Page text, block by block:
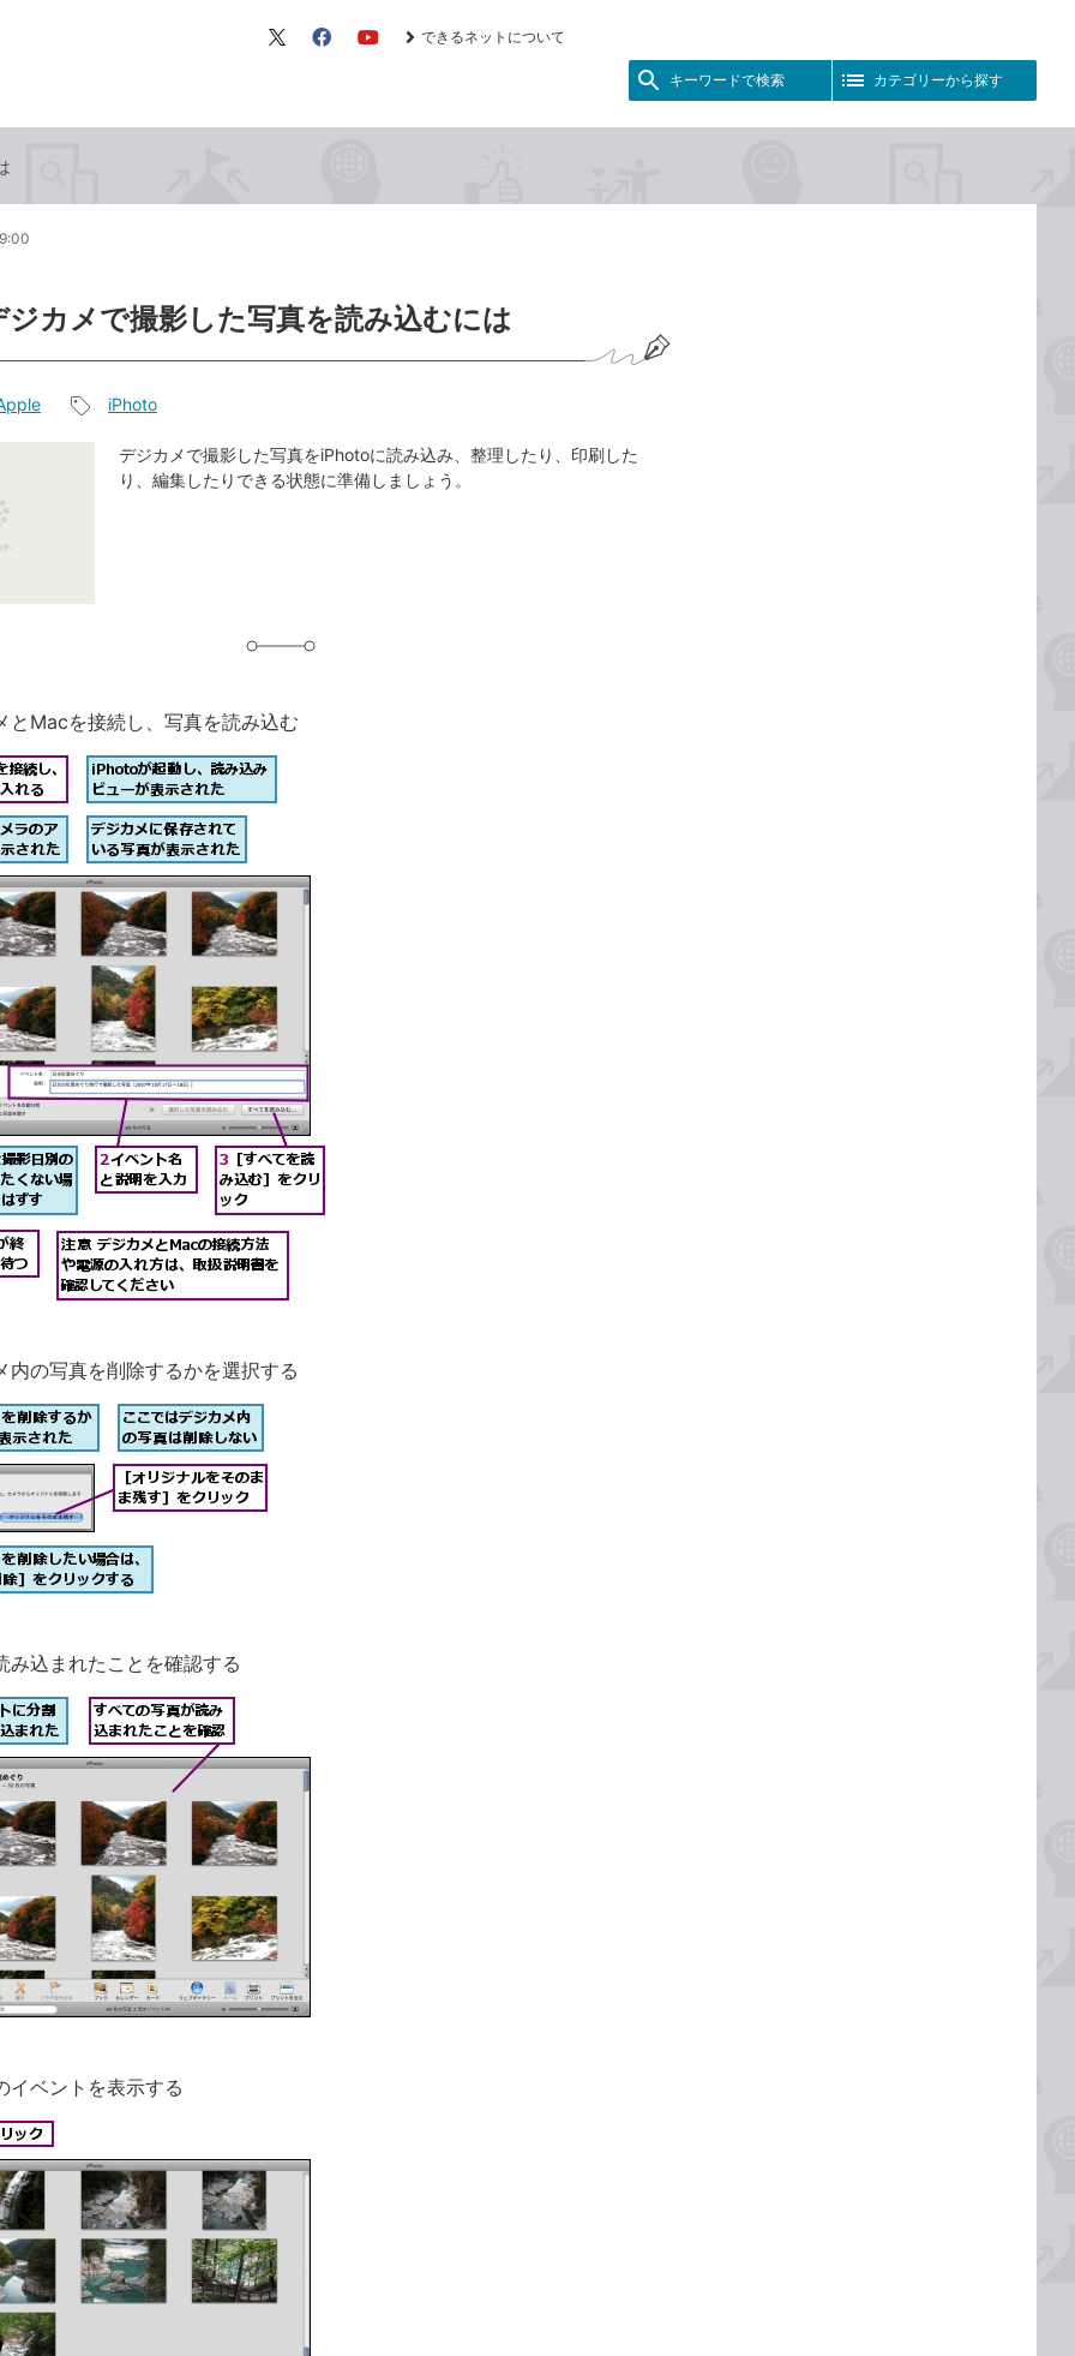
X（旧 FacebookYouTube
できるネットについて
キーワードで検索 カテゴリーから探す
ジカメで撮影した写真を読み込むには
iPhoto
デジカメで撮影した写真をiPhotoに読み込み、整理したり、印刷した
り、編集したりできる状態に準備しましょう。
とMacを接続し、写真を読み込む
内の写真を削除するかを選択する
み込まれたことを確認する
イベントを表示する